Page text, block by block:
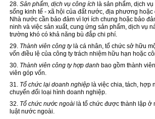
28.Sản phẩm, dịch vụ công ích là sản phẩm, dịch
sống kinh tế - xã hội của đất nước, địa phương
Nhà nước cần bảo đảm vì lợi ích chung hoặc bảo
ninh và việc sản xuất, cung ứng sản phẩm, dịch vụ
trường khó có khả năng bù đắp chi phí.
29. Thành viên công ty là cá nhân, tổ chức sở hữu
vốn điều lệ của công ty trách nhiệm hữu hạn hoặc
30. Thành viên công ty hợp danh bao gồm thành
viên góp vốn.
31. Tổ chức lại doanh nghiệp là việc chia, tách, hợp
chuyển đổi loại hình doanh nghiệp.
32. Tổ chức nước ngoài là tổ chức được thành lập
luật nước ngoài.